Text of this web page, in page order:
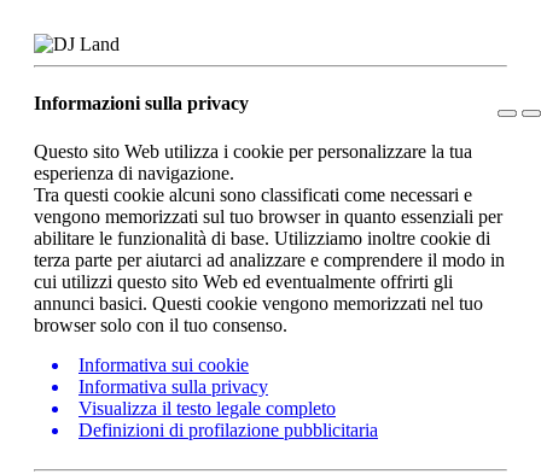
Informazioni sulla privacy
Questo sito Web utilizza i cookie per personalizzare la tua
esperienza di navigazione.
Tra questi cookie alcuni sono classificati come necessari e
vengono memorizzati sul tuo browser in quanto essenziali per
abilitare le funzionalità di base. Utilizziamo inoltre cookie di
terza parte per aiutarci ad analizzare e comprendere il modo in
cui utilizzi questo sito Web ed eventualmente offrirti gli
annunci basici. Questi cookie vengono memorizzati nel tuo
browser solo con il tuo consenso.
Informativa sui cookie
Informativa sulla privacy
Visualizza il testo legale completo
Definizioni di profilazione pubblicitaria